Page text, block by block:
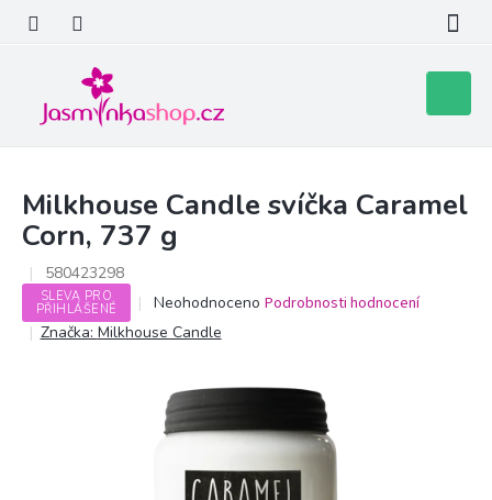
obsah
košík
Milkhouse Candle svíčka Caramel
Corn, 737 g
580423298
SLEVA PRO
PŘIHLÁŠENÉ
Průměrné
hodnocení
produktu
Neohodnoceno Podrobnosti hodnocení
Značka: Milkhouse Candle